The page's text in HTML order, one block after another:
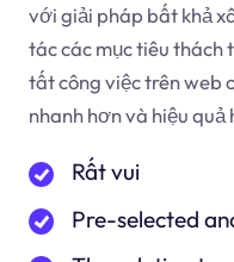
với giải pháp bất khả
tác các mục tiêu thách
tất công việc trên web
nhanh hơn và hiệu
Rất vui
Pre-selected